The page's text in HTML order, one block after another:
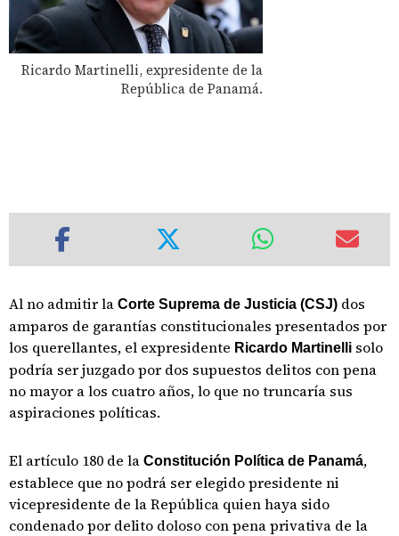
Ricardo Martinelli, expresidente de la
República de Panamá.
Al no admitir la Corte Suprema de Justicia (CSJ) dos
amparos de garantías constitucionales presentados por
los querellantes, el expresidente Ricardo Martinelli solo
podría ser juzgado por dos supuestos delitos con pena
no mayor a los cuatro años, lo que no truncaría sus
aspiraciones políticas.
El artículo 180 de la Constitución Política de Panamá,
establece que no podrá ser elegido presidente ni
vicepresidente de la República quien haya sido
condenado por delito doloso con pena privativa de la